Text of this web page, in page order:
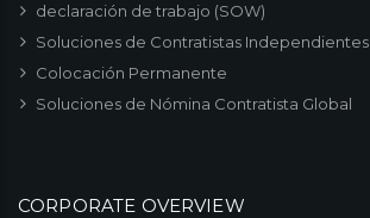
declaración de trabajo (SOW)
Soluciones de Contratistas Independientes
Colocación Permanente
Soluciones de Nómina Contratista Global
CORPORATE OVERVIEW